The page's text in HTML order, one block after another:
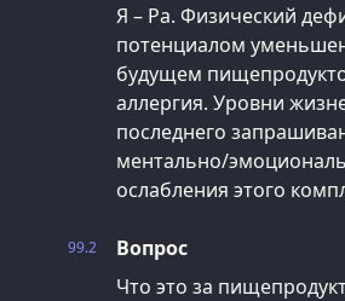
Я – Ра. Физический
потенциалом
будущем
аллергия. Уровни
последнего
ментально/
ослабления этого
99.2
Вопрос
Что это за